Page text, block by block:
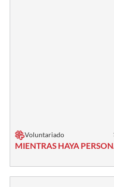
Voluntariado
MIENTRAS HAYA